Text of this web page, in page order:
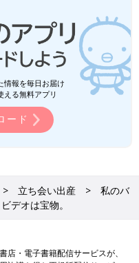
情報を毎日お届け
える無料アプリ
ード
立ち会い出産
私のバ
デオは宝物。
店・電子書籍配信サービスが、